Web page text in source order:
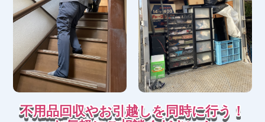
不用品回収やお引越しを同時に行う！